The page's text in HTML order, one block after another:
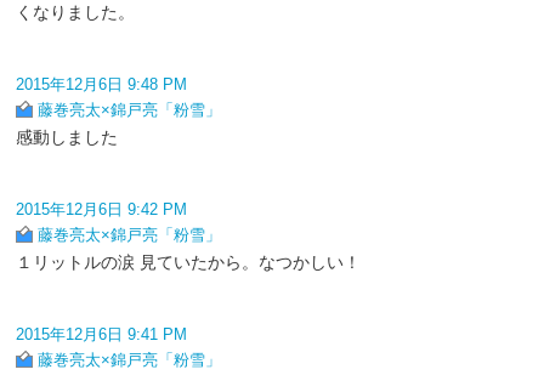
くなりました。
2015年12月6日 9:48 PM
藤巻亮太×錦戸亮「粉雪」
感動しました
2015年12月6日 9:42 PM
藤巻亮太×錦戸亮「粉雪」
１リットルの涙 見ていたから。なつかしい！
2015年12月6日 9:41 PM
藤巻亮太×錦戸亮「粉雪」